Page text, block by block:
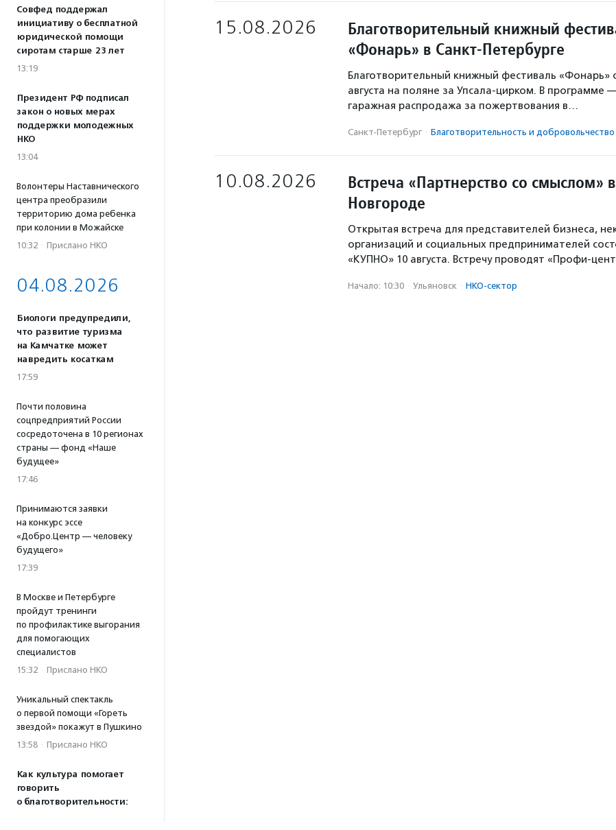
Совфед поддержал
инициативу о бесплатной
юридической помощи
сиротам старше 23 лет
13:19
Президент РФ подписал
закон о новых мерах
поддержки молодежных
НКО
13:04
Волонтеры Наставнического
центра преобразили
территорию дома ребенка
при колонии в Можайске
10:32 · Прислано НКО
04.08.2026
Биологи предупредили,
что развитие туризма
на Камчатке может
навредить косаткам
17:59
Почти половина
соцпредприятий России
сосредоточена в 10 регионах
страны — фонд «Наше
будущее»
17:46
Принимаются заявки
на конкурс эссе
«Добро.Центр — человеку
будущего»
17:39
В Москве и Петербурге
пройдут тренинги
по профилактике выгорания
для помогающих
специалистов
15:32 · Прислано НКО
Уникальный спектакль
о первой помощи «Гореть
звездой» покажут в Пушкино
13:58 · Прислано НКО
Как культура помогает
говорить
о благотворительности:
15.08.2026
Благотворительный книжный
«Фонарь» в Санкт-Петербурге
Благотворительный книжный фестиваль «Фонарь»
августа на поляне за Упсала-цирком. В программе
гаражная распродажа за пожертвования в…
Санкт-Петербург · Благотвори­тель­ность и доброволь­чест­во
10.08.2026
Встреча «Партнерство со смыслом»
Новгороде
Открытая встреча для представителей бизнеса,
организаций и социальных предпринимателей
«КУПНО» 10 августа. Встречу проводят «Профи-
Начало: 10:30 · Ульяновск · НКО-сектор